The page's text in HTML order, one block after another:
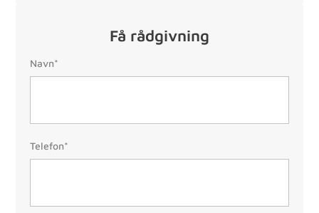
Få rådgivning
Navn:
Navn*
Telefon:
(Påkrævet)
Telefon*